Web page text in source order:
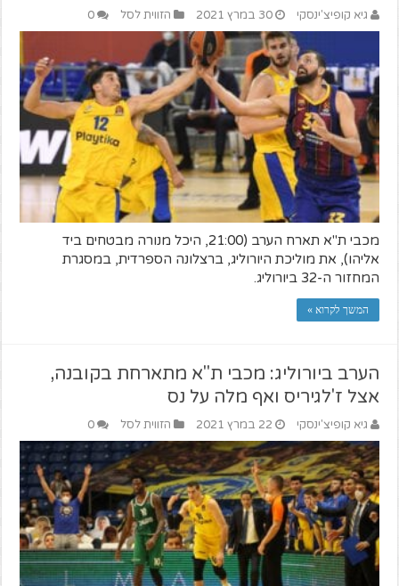
גיא קופיצ'ינסקי 30 במרץ 2021 הזווית לסל 0
מכבי ת"א תארח הערב (21:00, היכל מנורה מבטחים ביד
אליהו), את מוליכת היורוליג, ברצלונה הספרדית, במסגרת
המחזור ה-32 ביורוליג.
המשך לקרוא »
הערב ביורוליג: מכבי ת"א מתארחת בקובנה,
אצל ז'לגיריס ואף מלה על נס
גיא קופיצ'ינסקי 22 במרץ 2021 הזווית לסל 0